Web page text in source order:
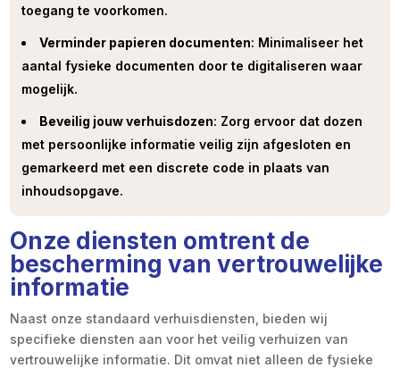
toegang te voorkomen.
Verminder papieren documenten: Minimaliseer het
aantal fysieke documenten door te digitaliseren waar
mogelijk.
Beveilig jouw verhuisdozen: Zorg ervoor dat dozen
met persoonlijke informatie veilig zijn afgesloten en
gemarkeerd met een discrete code in plaats van
inhoudsopgave.
Onze diensten omtrent de
bescherming van vertrouwelijke
informatie
Naast onze standaard verhuisdiensten, bieden wij
specifieke diensten aan voor het veilig verhuizen van
vertrouwelijke informatie. Dit omvat niet alleen de fysieke